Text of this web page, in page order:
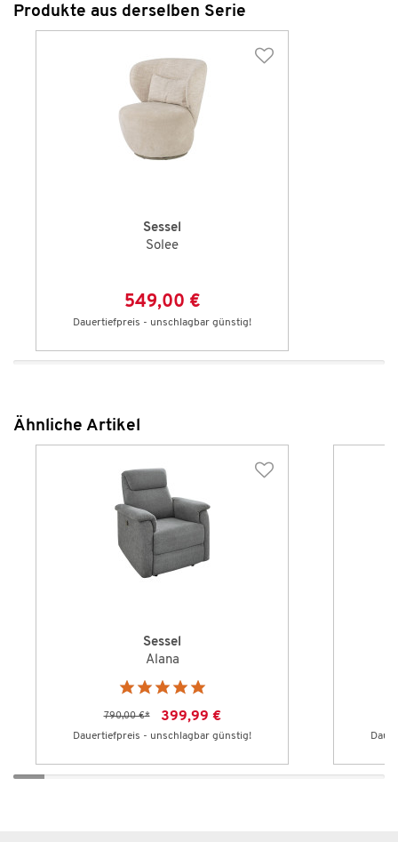
Produkte aus derselben Serie
Sessel
Solee
549,00 €
Dauertiefpreis - unschlagbar günstig!
Ähnliche Artikel
Sessel
Alana
790,00 €* 399,99 €
Dauertiefpreis - unschlagbar günstig!